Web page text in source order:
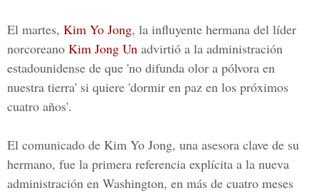
El martes, Kim Yo Jong, la influyente hermana del líder
norcoreano Kim Jong Un advirtió a la administración
estadounidense de que 'no difunda olor a pólvora en
nuestra tierra' si quiere 'dormir en paz en los próximos
cuatro años'.
El comunicado de Kim Yo Jong, una asesora clave de su
hermano, fue la primera referencia explícita a la nueva
administración en Washington, en más de cuatro meses